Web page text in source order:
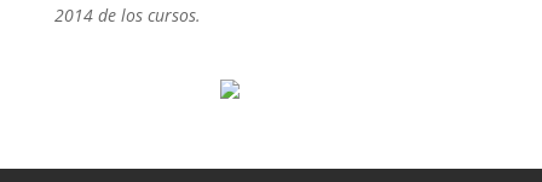
2014 de los cursos.